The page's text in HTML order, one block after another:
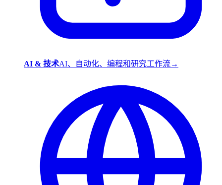
AI & 技术AI、自动化、编程和研究工作流→